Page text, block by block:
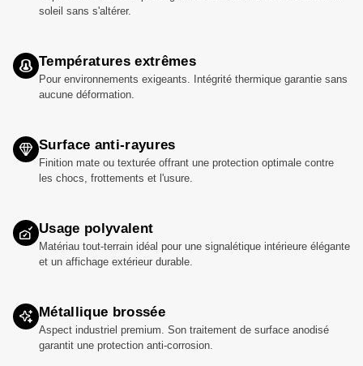
soleil sans s'altérer.
Températures extrêmes
Pour environnements exigeants. Intégrité thermique garantie sans
aucune déformation.
Surface anti-rayures
Finition mate ou texturée offrant une protection optimale contre
les chocs, frottements et l'usure.
Usage polyvalent
Matériau tout-terrain idéal pour une signalétique intérieure élégante
et un affichage extérieur durable.
Métallique brossée
Aspect industriel premium. Son traitement de surface anodisé
garantit une protection anti-corrosion.